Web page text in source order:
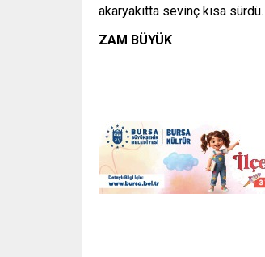
akaryakıtta sevinç kısa sürdü.
ZAM BÜYÜK